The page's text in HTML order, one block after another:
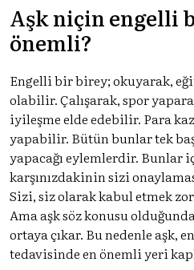
Aşk niçin engelli
önemli?
Engelli bir birey; okuyarak,
olabilir. Çalışarak, spor
iyileşme elde edebilir. Para
yapabilir. Bütün bunlar tek
yapacağı eylemlerdir.
karşınızdakinin sizi
Sizi, siz olarak kabul etmek
Ama aşk söz konusu
ortaya çıkar. Bu nedenle aşk,
tedavisinde en önemli yeri